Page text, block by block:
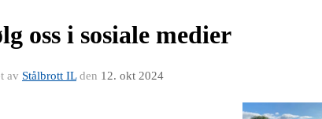
oss i sosiale medier
av Stålbrott ILden 12. okt 2024